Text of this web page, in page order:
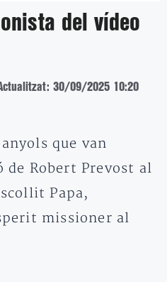
del vídeo
30/09/2025 10:20
que van
Robert Prevost al
Papa,
missioner al